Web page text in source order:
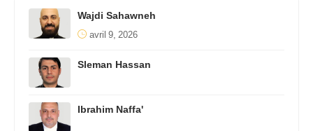
Wajdi Sahawneh
avril 9, 2026
Sleman Hassan
Ibrahim Naffa'